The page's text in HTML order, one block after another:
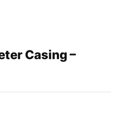
Casing –